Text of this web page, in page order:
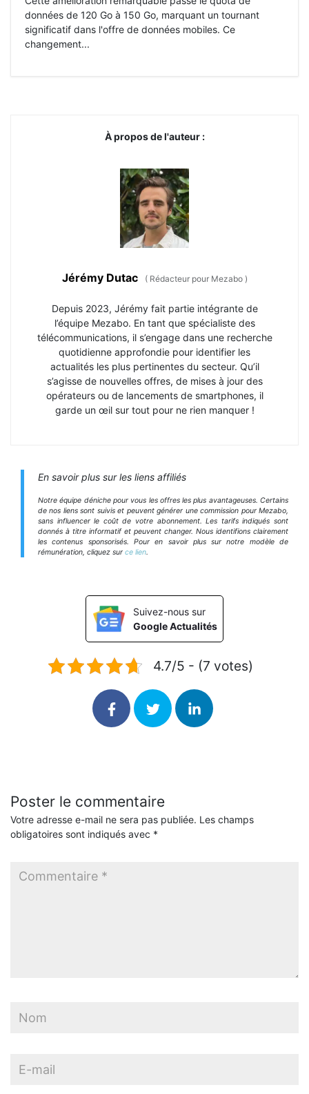
données de 120 Go à 150 Go, marquant un tournant
significatif dans l'offre de données mobiles. Ce
changement...
À propos de l'auteur :
Jérémy Dutac (Rédacteur pour Mezabo )
Depuis 2023, Jérémy fait partie intégrante de
l’équipe Mezabo. En tant que spécialiste des
télécommunications, il s’engage dans une recherche
quotidienne approfondie pour identifier les
actualités les plus pertinentes du secteur. Qu’il
s’agisse de nouvelles offres, de mises à jour des
opérateurs ou de lancements de smartphones, il
garde un œil sur tout pour ne rien manquer !
En savoir plus sur les liens affiliés
Notre équipe déniche pour vous les offres les plus avantageuses. Certains
de nos liens sont suivis et peuvent générer une commission pour Mezabo,
sans influencer le coût de votre abonnement. Les tarifs indiqués sont
donnés à titre informatif et peuvent changer. Nous identifions clairement
les contenus sponsorisés. Pour en savoir plus sur notre modèle de
rémunération, cliquez sur ce lien.
Suivez-nous sur
Google Actualités
4.7/5 - (7 votes)
Poster le commentaire
Votre adresse e-mail ne sera pas publiée. Les champs
obligatoires sont indiqués avec *